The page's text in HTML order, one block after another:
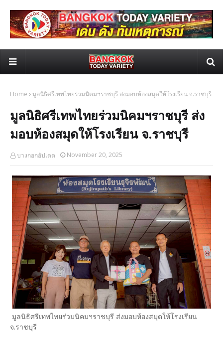
Home มูลนิธิศรีเทพไทยร่วมนิคมฯราชบุรี ส่งมอบห้องสมุดให้โรงเรียน จ.ราชบุรี
มูลนิธิศรีเทพไทยร่วมนิคมฯราชบุรี ส่ง
มอบห้องสมุดให้โรงเรียน จ.ราชบุรี
บางกอกอัปเดต November 20, 2025
มูลนิธิศรีเทพไทยร่วมนิคมฯราชบุรี ส่งมอบห้องสมุดให้โรงเรียน
จ.ราชบุรี